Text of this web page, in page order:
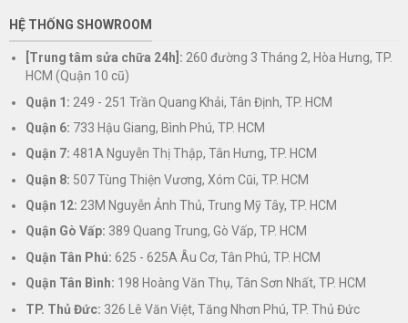
HỆ THỐNG SHOWROOM
[Trung tâm sửa chữa 24h]: 260 đường 3 Tháng 2, Hòa Hưng, TP.
HCM (Quận 10 cũ)
Quận 1: 249 - 251 Trần Quang Khải, Tân Định, TP. HCM
Quận 6: 733 Hậu Giang, Bình Phú, TP. HCM
Quận 7: 481A Nguyễn Thị Thập, Tân Hưng, TP. HCM
Quận 8: 507 Tùng Thiện Vương, Xóm Cũi, TP. HCM
Quận 12: 23M Nguyễn Ảnh Thủ, Trung Mỹ Tây, TP. HCM
Quận Gò Vấp: 389 Quang Trung, Gò Vấp, TP. HCM
Quận Tân Phú: 625 - 625A Âu Cơ, Tân Phú, TP. HCM
Quận Tân Bình: 198 Hoàng Văn Thụ, Tân Sơn Nhất, TP. HCM
TP. Thủ Đức: 326 Lê Văn Việt, Tăng Nhơn Phú, TP. Thủ Đức